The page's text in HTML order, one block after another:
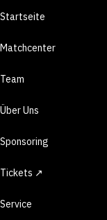
Startseite
Matchcenter
Team
Über Uns
Sponsoring
Tickets ↗
Service